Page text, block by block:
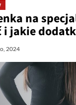
na
i jakie
2024